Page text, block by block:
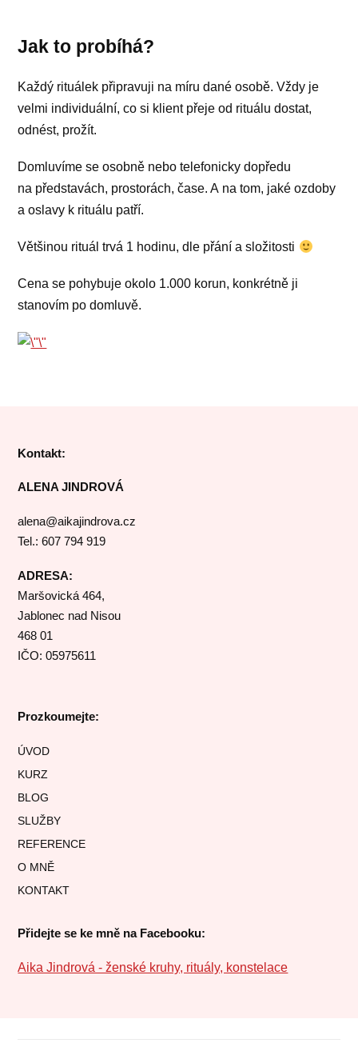
Jak to probíhá?
Každý rituálek připravuji na míru dané osobě. Vždy je
velmi individuální, co si klient přeje od rituálu dostat,
odnést, prožít.
Domluvíme se osobně nebo telefonicky dopředu
na představách, prostorách, čase. A na tom, jaké ozdoby
a oslavy k rituálu patří.
Většinou rituál trvá 1 hodinu, dle přání a složitosti
Cena se pohybuje okolo 1.000 korun, konkrétně ji
stanovím po domluvě.
Kontakt:
ALENA JINDROVÁ
alena@aikajindrova.cz
Tel.: 607 794 919
ADRESA:
Maršovická 464,
Jablonec nad Nisou
468 01
IČO: 05975611
Prozkoumejte:
ÚVOD
KURZ
BLOG
SLUŽBY
REFERENCE
O MNĚ
KONTAKT
Přidejte se ke mně na Facebooku:
Aika Jindrová - ženské kruhy, rituály, konstelace